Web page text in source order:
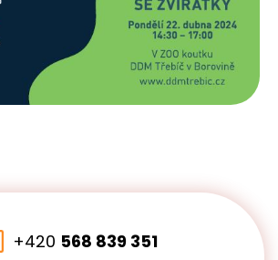
+420 568 839 351